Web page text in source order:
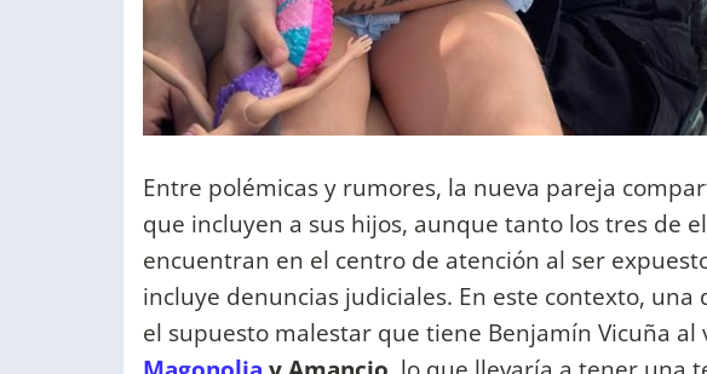
Entre polémicas y rumores, la nueva pareja
que incluyen a sus hijos, aunque tanto los tres de
encuentran en el centro de atención al ser
incluye denuncias judiciales. En este contexto, una
el supuesto malestar que tiene Benjamín Vicuña al